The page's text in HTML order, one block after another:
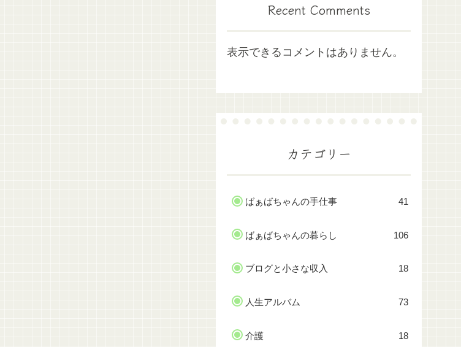
Recent Comments
表示できるコメントはありません。
カテゴリー
ばぁばちゃんの手仕事 41
ばぁばちゃんの暮らし 106
ブログと小さな収入 18
人生アルバム 73
介護 18